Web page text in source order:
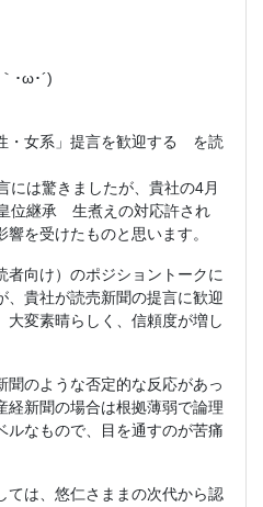
･ω･´)ゞ
・女系」提言を歓迎する を読
には驚きましたが、貴社の4月
位継承 生煮えの対応許され
を受けたものと思います。
者向け）のポジショントークに
、貴社が読売新聞の提言に歓迎
大変素晴らしく、信頼度が増し
聞のような否定的な反応があっ
経新聞の場合は根拠薄弱で論理
ルなもので、目を通すのが苦痛
ては、悠仁さままの次代から認